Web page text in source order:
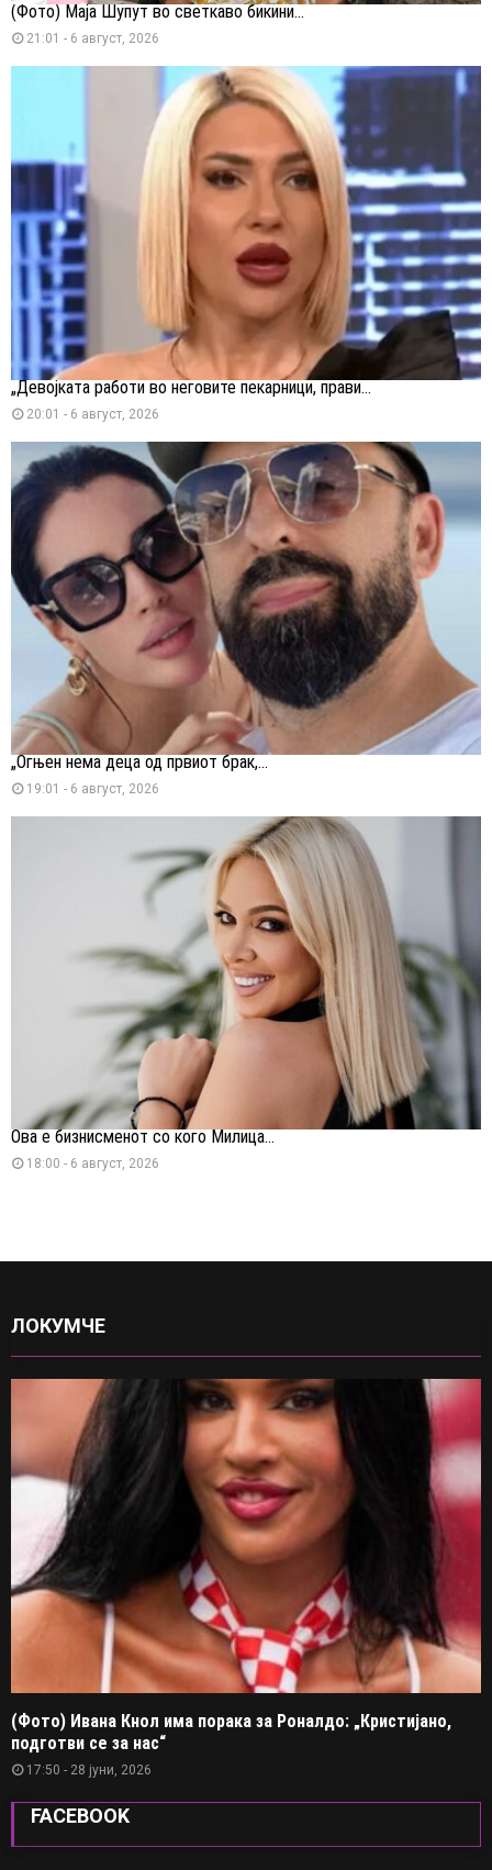
(Фото) Маја Шупут во светкаво бикини...
21:01 - 6 август, 2026
„Девојката работи во неговите пекарници, прави...
20:01 - 6 август, 2026
„Огњен нема деца од првиот брак,...
19:01 - 6 август, 2026
Ова е бизнисменот со кого Милица...
18:00 - 6 август, 2026
ЛОКУМЧЕ
(Фото) Ивана Кнол има порака за Роналдо: „Кристијано,
подготви се за нас“
17:50 - 28 јуни, 2026
FACEBOOK